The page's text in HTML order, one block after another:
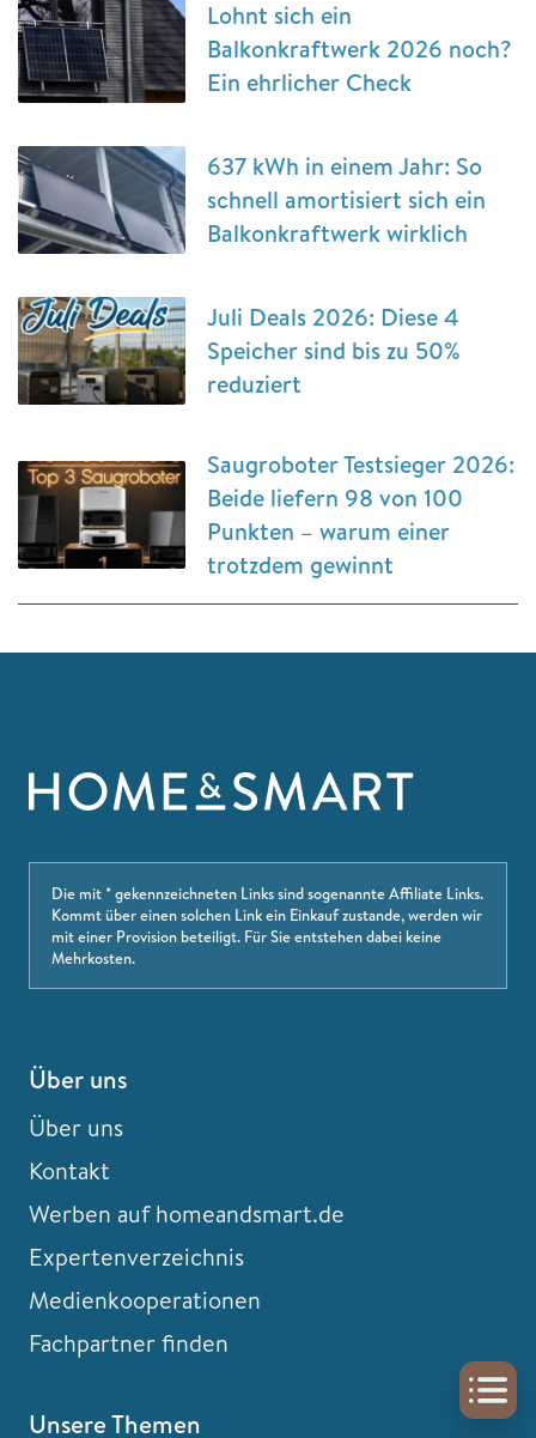
Lohnt sich ein
Balkonkraftwerk 2026 noch?
Ein ehrlicher Check
637 kWh in einem Jahr: So
schnell amortisiert sich ein
Balkonkraftwerk wirklich
Juli Deals 2026: Diese 4
Speicher sind bis zu 50%
reduziert
Saugroboter Testsieger 2026:
Beide liefern 98 von 100
Punkten – warum einer
trotzdem gewinnt
Die mit * gekennzeichneten Links sind sogenannte Affiliate Links.
Kommt über einen solchen Link ein Einkauf zustande, werden wir
mit einer Provision beteiligt. Für Sie entstehen dabei keine
Mehrkosten.
Über uns
Über uns
Kontakt
Werben auf homeandsmart.de
Expertenverzeichnis
Medienkooperationen
Fachpartner finden
Unsere Themen